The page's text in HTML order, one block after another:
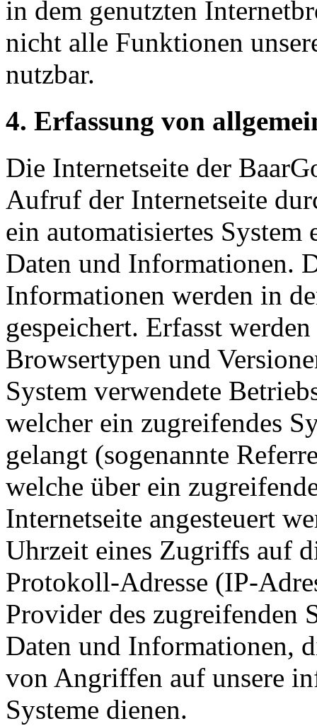
in dem genutzten
nicht alle Funktionen
nutzbar.
4. Erfassung von
Die Internetseite der
Aufruf der Internetseite
ein automatisiertes
Daten und Informationen.
Informationen werden in
gespeichert. Erfasst
Browsertypen und
System verwendete
welcher ein zugreifendes
gelangt (sogenannte
welche über ein
Internetseite angesteuert
Uhrzeit eines Zugriffs auf
Protokoll-Adresse (IP-
Provider des zugreifenden
Daten und Informationen,
von Angriffen auf unsere
Systeme dienen.